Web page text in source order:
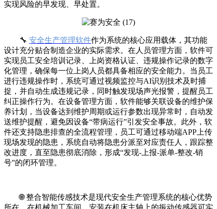
实现风险的早发现、早处置。
🔧 安全生产管理软件作为系统的核心应用载体，其功能
设计充分贴合制造企业的实际需求。在人员管理方面，软件可
实现员工安全培训记录、上岗资格认证、违规操作记录的数字
化管理，确保每一位上岗人员都具备相应的安全能力。当员工
进行违规操作时，系统可通过视频监控与AI识别技术及时捕
捉，并自动生成违规记录，同时触发现场声光报警，提醒员工
纠正操作行为。在设备管理方面，软件能够关联设备的维护保
养计划，当设备达到维护周期或运行参数出现异常时，自动发
送维护提醒，避免因设备“带病运行”引发安全事故。此外，软
件还支持隐患排查的全流程管理，员工可通过移动端APP上传
现场发现的隐患，系统自动将隐患分派至对应责任人，跟踪整
改进度，直至隐患彻底消除，形成“发现-上报-派单-整改-销
号”的闭环管理。
🌐 整合智能传感技术是现代安全生产管理系统的核心优势